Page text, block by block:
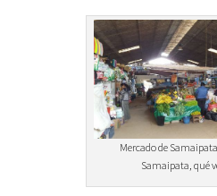
Mercado de
Samaipata, qué